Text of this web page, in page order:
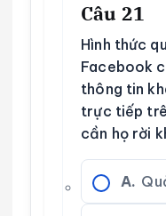
Câu 21
Hình thức
Facebook
thông tin
trực tiếp
cần họ rời
A.